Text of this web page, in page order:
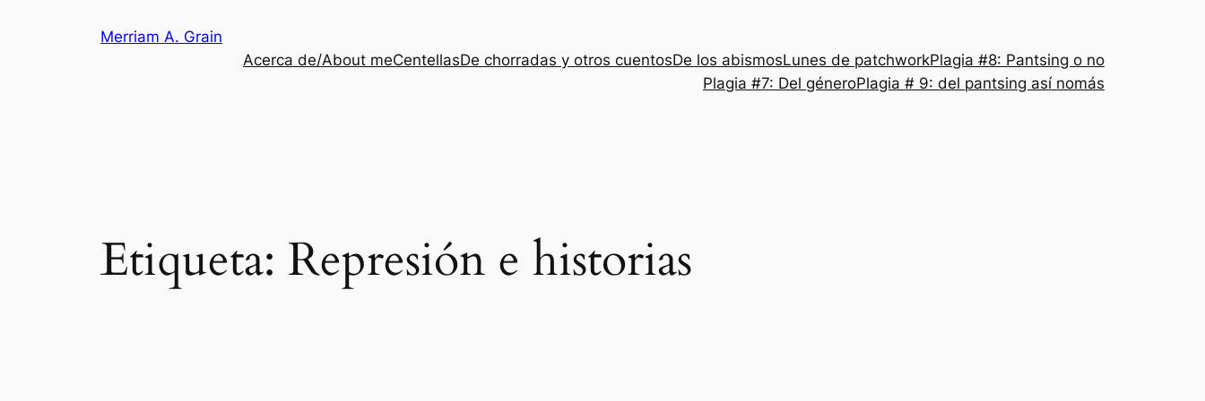
Merriam A. Grain
Acerca de/About meCentellasDe chorradas y otros cuentosDe los abismosLunes de patchworkPlagia #8: Pantsing o no
Plagia #7: Del géneroPlagia # 9: del pantsing así nomás
Etiqueta: Represión e historias